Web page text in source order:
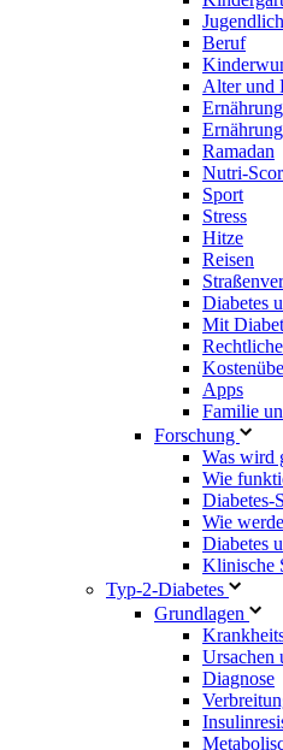
Beruf
Alter und
Ernährung
Ramadan
Nutri-
Sport
Stress
Hitze
Reisen
Diabetes
Mit
Apps
Familie
Forschung
Was wird
Wie
Diabetes-
Wie
Diabetes
Klinische
Typ-2-Diabetes
Grundlagen
Ursachen
Diagnose